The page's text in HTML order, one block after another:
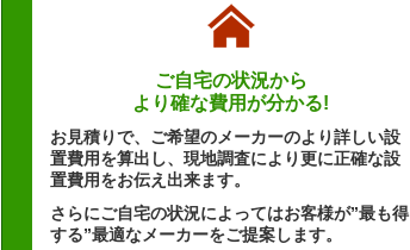
ご自宅の状況から
より確な費用が分かる!
お見積りで、ご希望のメーカーのより詳しい設
置費用を算出し、現地調査により更に正確な設
置費用をお伝え出来ます。
さらにご自宅の状況によってはお客様が”最も得
する”最適なメーカーをご提案します。